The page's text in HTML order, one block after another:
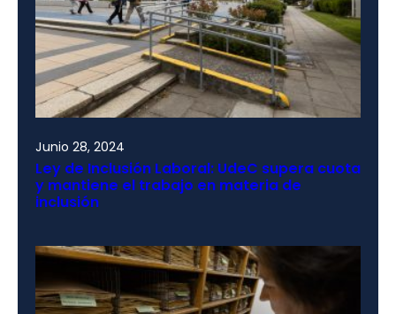
Junio 28, 2024
Ley de Inclusión Laboral: UdeC supera cuota
y mantiene el trabajo en materia de
inclusión